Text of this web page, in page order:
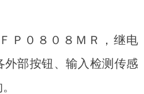
Ｐ０８０８ＭＲ，继电
外部按钮、输入检测传感